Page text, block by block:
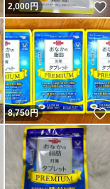
いいね！
2,000円
いいね！
8,750円